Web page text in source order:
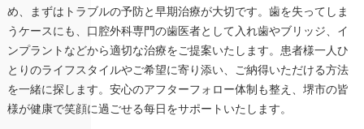
め、まずはトラブルの予防と早期治療が大切です。歯を失ってしま
うケースにも、口腔外科専門の歯医者として入れ歯やブリッジ、イ
ンプラントなどから適切な治療をご提案いたします。患者様一人ひ
とりのライフスタイルやご希望に寄り添い、ご納得いただける方法
を一緒に探します。安心のアフターフォロー体制も整え、堺市の皆
様が健康で笑顔に過ごせる每日をサポートいたします。